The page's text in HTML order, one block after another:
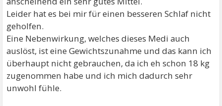
Leider hat es bei mir für einen besseren Schlaf nicht
geholfen.
Eine Nebenwirkung, welches dieses Medi auch
auslöst, ist eine Gewichtszunahme und das kann ich
überhaupt nicht gebrauchen, da ich eh schon 18 kg
zugenommen habe und ich mich dadurch sehr
unwohl fühle.